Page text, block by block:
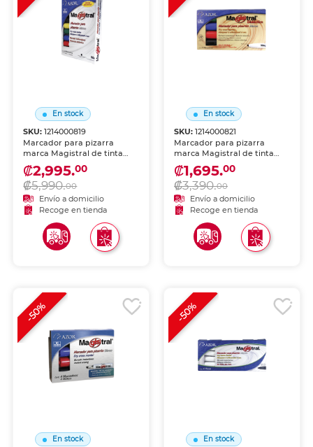
En stock
SKU:1214000819
Marcador para pizarra
marca Magistral de tinta
borrable en seco. Trazo
nítido y colores vibrantes
para presentaciones, aulas y
oficinas. Se borra fácilmente
sin dejar residuos.
₡2,995.00
₡5,990.00
Envío a domicilio
Recoge en tienda
En stock
SKU: 1214000821
Marcador para pizarra
marca Magistral de tinta
borrable en seco. Trazo
nítido y colores vibrantes
para presentaciones, aulas y
oficinas. Se borra fácilmente
sin dejar residuos.
₡1,695.00
₡3,390.00
Envío a domicilio
Recoge en tienda
En stock
-50%
En stock
-50%